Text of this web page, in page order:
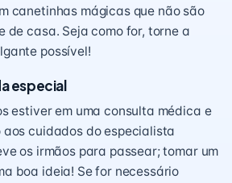
canetinhas mágicas que não são
de casa. Seja como for, torne a
possível!
especial
estiver em uma consulta médica e
cuidados do especialista
os irmãos para passear; tomar um
boa ideia! Se for necessário